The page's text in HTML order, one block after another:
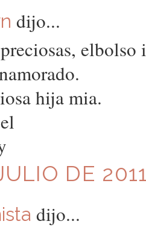
dijo...
hija mia.
DE
dijo...